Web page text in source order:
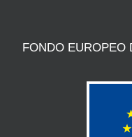
FONDO EUROPEO